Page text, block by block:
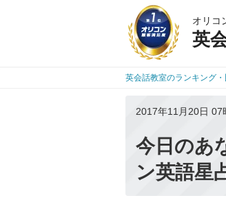
オリコ
英
英会話教室のランキング・
2017年11月20日 07
今日のあ
ン英語星